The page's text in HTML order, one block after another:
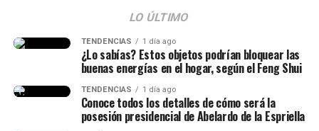
(@ABDELAESPRIELLA)
August 5, 2026
líquidos”, manifestó.
Finalmente, las imágenes de Isabella no tardaron en
viralizarse, y las personas le agradecieron por mostrar la
realidad que viven muchas mujeres en un postparto.
@isalavenezolanaate abrazo!! se q es duro no dormir pero
LO ÚLTIMO
TENDENCIAS 1 día ago
¿Lo sabías? Estos objetos podrían bloquear las
buenas energías en el hogar, según el Feng Shui
TENDENCIAS 1 día ago
Conoce todos los detalles de cómo será la
posesión presidencial de Abelardo de la Espriella